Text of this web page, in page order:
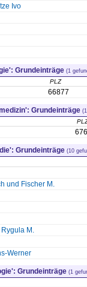
Ivo
Grundeinträge (1
PLZ
66877
Grundeinträge
Grundeinträge (10
und Fischer M.
M.
Werner
Grundeinträge (1